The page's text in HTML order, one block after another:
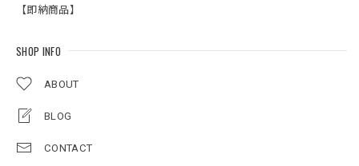
【即納商品】
SHOP INFO
ABOUT
BLOG
CONTACT